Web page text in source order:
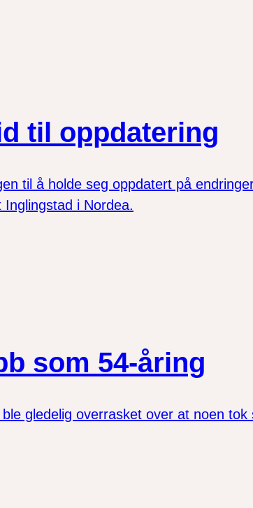
til oppdatering
til å holde seg oppdatert på
i Nordea.
som 54-åring
gledelig overrasket over at noen